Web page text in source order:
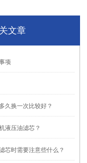
文章
项
久换一次比较好？
液压油滤芯？
芯时需要注意些什么？